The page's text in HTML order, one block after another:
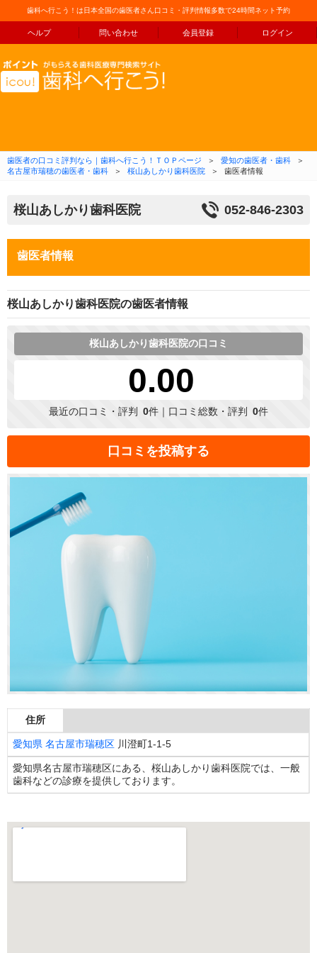
歯科へ行こう！は日本全国の歯医者さん口コミ・評判情報多数で24時間ネット予約
ヘルプ 問い合わせ 会員登録 ログイン
コンテンツへ移動
歯医者の口コミ評判なら｜歯科へ行こう！ＴＯＰページ ＞ 愛知の歯医者・歯科
＞
名古屋市瑞穂の歯医者・歯科
＞ 桜山あしかり歯科医院 ＞ 歯医者情報
桜山あしかり歯科医院 052-846-2303
歯医者情報
桜山あしかり歯科医院の歯医者情報
桜山あしかり歯科医院の口コミ
0.00
最近の口コミ・評判 0件｜口コミ総数・評判 0件
口コミを投稿する
住所
愛知県 名古屋市瑞穂区 川澄町1-1-5
愛知県名古屋市瑞穂区にある、桜山あしかり歯科医院では、一般
歯科などの診療を提供しております。